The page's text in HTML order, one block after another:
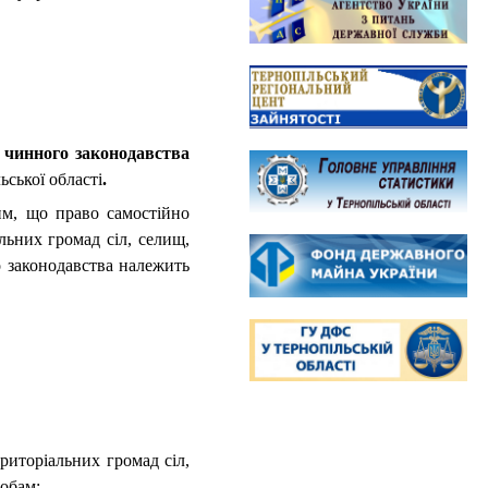
законодавства
області.
що право самостійно
громад сіл, селищ,
належить
громад сіл,